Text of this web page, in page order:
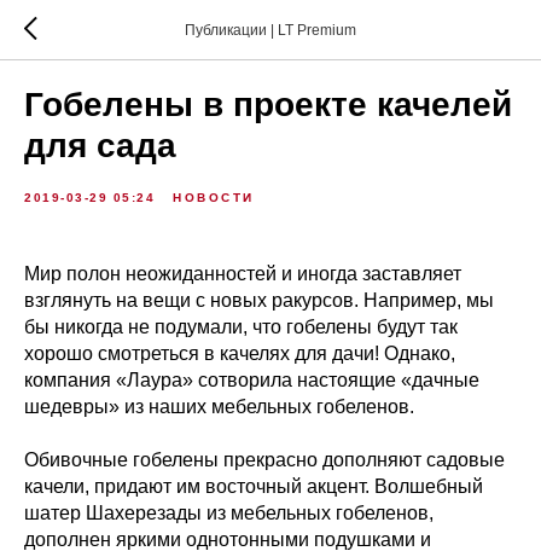
Публикации | LT Premium
Гобелены в проекте качелей
для сада
2019-03-29 05:24 НОВОСТИ
Мир полон неожиданностей и иногда заставляет
взглянуть на вещи с новых ракурсов. Например, мы
бы никогда не подумали, что гобелены будут так
хорошо смотреться в качелях для дачи! Однако,
компания «Лаура» сотворила настоящие «дачные
шедевры» из наших мебельных гобеленов.
Обивочные гобелены прекрасно дополняют садовые
качели, придают им восточный акцент. Волшебный
шатер Шахерезады из мебельных гобеленов,
дополнен яркими однотонными подушками и